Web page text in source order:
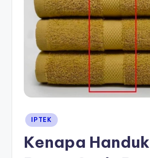
Posted
in
IPTEK
Kenapa Handuk